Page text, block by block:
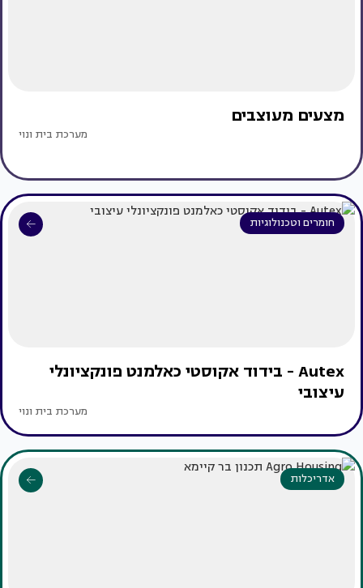
מצעים מעוצבים
מערכת בית ונוי
חומרים וטכנולוגיות
Autex - בידוד אקוסטי כאלמנט פונקציונלי
עיצובי
מערכת בית ונוי
אדריכלות